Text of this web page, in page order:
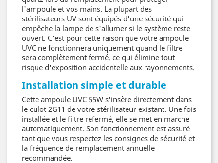
l'ampoule et vos mains. La plupart des
stérilisateurs UV sont équipés d'une sécurité qui
empêche la lampe de s'allumer si le système reste
ouvert. C'est pour cette raison que votre ampoule
UVC ne fonctionnera uniquement quand le filtre
sera complètement fermé, ce qui élimine tout
risque d'exposition accidentelle aux rayonnements.
Installation simple et durable
Cette ampoule UVC 55W s'insère directement dans
le culot 2G11 de votre stérilisateur existant. Une fois
installée et le filtre refermé, elle se met en marche
automatiquement. Son fonctionnement est assuré
tant que vous respectez les consignes de sécurité et
la fréquence de remplacement annuelle
recommandée.